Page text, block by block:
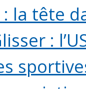
: la tête
: